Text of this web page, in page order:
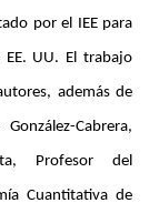
por el IEE para
EE. UU. El trabajo
además de
Cabrera,
Profesor del
Cuantitativa de